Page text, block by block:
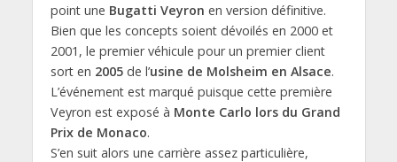
point une Bugatti Veyron en version définitive.
Bien que les concepts soient dévoilés en 2000 et
2001, le premier véhicule pour un premier client
sort en 2005de l’usine de Molsheim en Alsace.
L’événement est marqué puisque cette première
Veyron est exposé à Monte Carlo lors du Grand
Prix de Monaco.
S’en suit alors une carrière assez particulière,